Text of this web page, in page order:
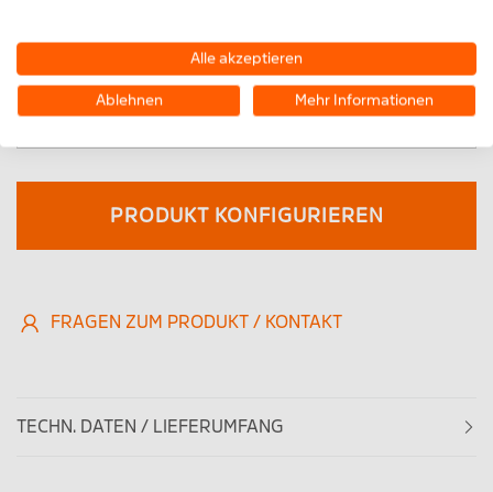
Kommentar
PRODUKT KONFIGURIEREN
FRAGEN ZUM PRODUKT / KONTAKT
TECHN. DATEN / LIEFERUMFANG
Alle akzeptieren
Ablehnen Mehr Informationen